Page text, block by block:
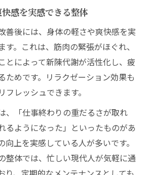
感を実感できる整体
善後には、身体の軽さや爽快感を実
す。これは、筋肉の緊張がほぐれ、
とによって新陳代謝が活性化し、疲
ためです。リラクゼーション効果も
レッシュできます。
、「仕事終わりの重だるさが取れ
るようになった」といったものがあ
向上を実感している人が多いです。
整体では、忙しい現代人が気軽に通